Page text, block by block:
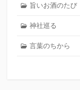
旨いお酒のたび
神社巡る
言葉のちから